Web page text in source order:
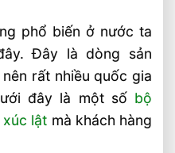
phổ biến ở nước ta
Đây là dòng sản
rất nhiều quốc gia
đây là một số bộ
xúc lật mà khách hàng